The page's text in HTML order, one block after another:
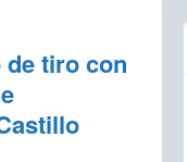
de tiro con